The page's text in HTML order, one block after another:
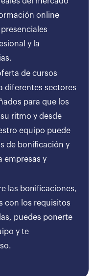
online
y la
de cursos
diferentes sectores
para que los
ritmo y desde
equipo puede
de bonificación y
empresas y
las bonificaciones,
con los requisitos
puedes ponerte
y te